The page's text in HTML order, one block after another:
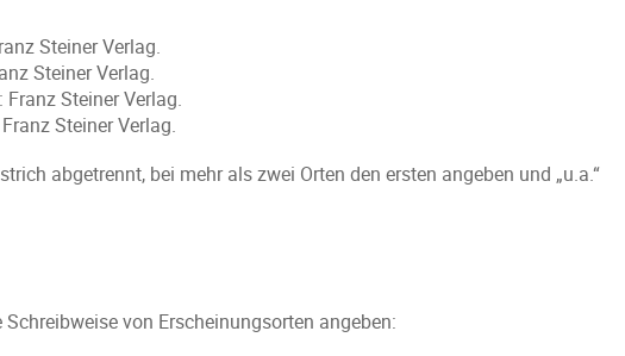
Steiner Verlag.
Steiner Verlag.
Steiner Verlag.
Steiner Verlag.
abgetrennt, bei mehr als zwei Orten den ersten angeben und „u.a.“
von Erscheinungsorten angeben: